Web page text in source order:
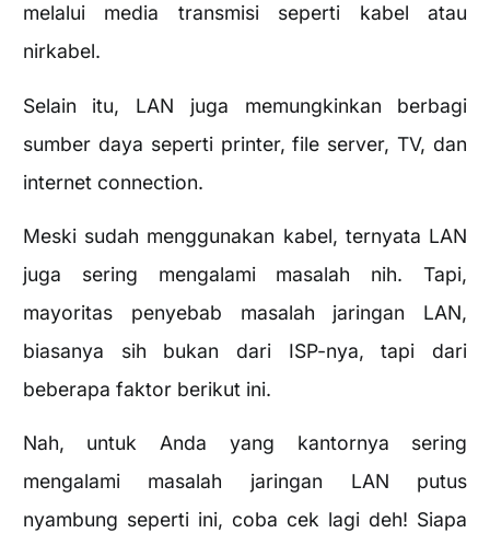
melalui media transmisi seperti kabel atau
nirkabel.
Selain itu, LAN juga memungkinkan berbagi
sumber daya seperti printer, file server, TV, dan
internet connection.
Meski sudah menggunakan kabel, ternyata LAN
juga sering mengalami masalah nih. Tapi,
mayoritas penyebab masalah jaringan LAN,
biasanya sih bukan dari ISP-nya, tapi dari
beberapa faktor berikut ini.
Nah, untuk Anda yang kantornya sering
mengalami masalah jaringan LAN putus
nyambung seperti ini, coba cek lagi deh! Siapa